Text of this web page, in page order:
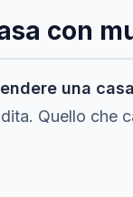
con
una
Quello che